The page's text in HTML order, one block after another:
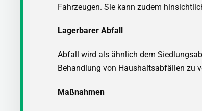
Fahrzeugen. Sie kann zudem
Lagerbarer Abfall
Abfall wird als ähnlich dem
Behandlung von Haushaltsabfällen zu
Maßnahmen